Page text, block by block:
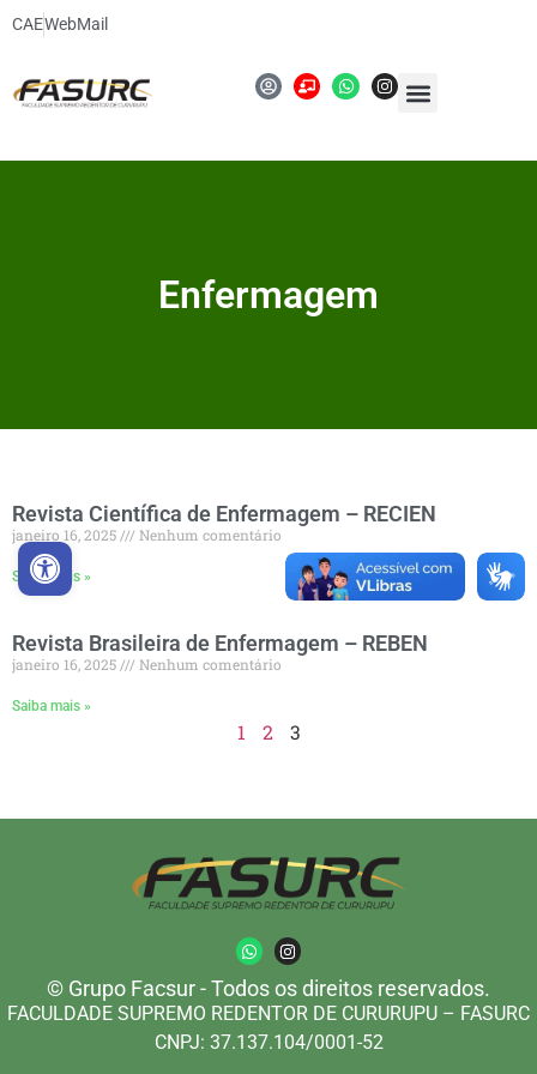
Abrir a barra de ferramentas
CAEWebMail
Enfermagem
Revista Científica de Enfermagem – RECIEN
janeiro 16, 2025 Nenhum comentário
Saiba mais »
Revista Brasileira de Enfermagem – REBEN
janeiro 16, 2025 Nenhum comentário
Saiba mais »
1 2 3
© Grupo Facsur - Todos os direitos reservados.
FACULDADE SUPREMO REDENTOR DE CURURUPU – FASURC
CNPJ: 37.137.104/0001-52